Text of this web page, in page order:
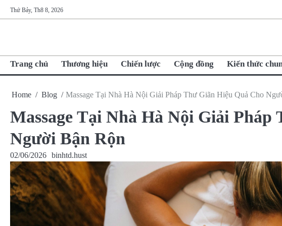
to
Thứ Bảy, Th8 8, 2026
Trang chủ Thương hiệu Chiến lược Cộng đồng Kiến thức
Home Blog Massage Tại Nhà Hà Nội Giải Pháp Thư Giãn Hiệu Quả Cho
Massage Tại Nhà Hà Nội Giải
Người Bận Rộn
02/06/2026 binhtd.hust